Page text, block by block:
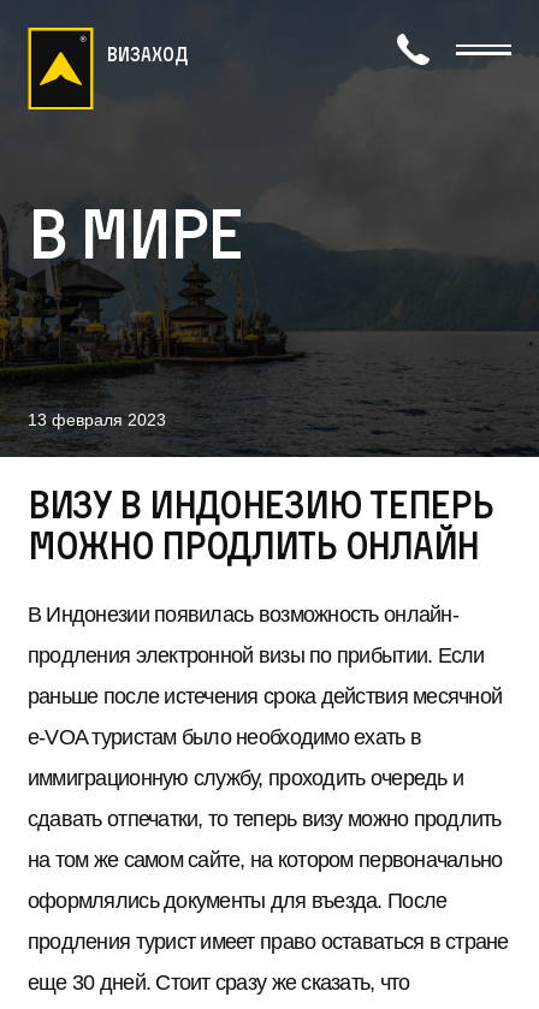
визаход
В мире
13 февраля 2023
Визу в Индонезию теперь
можно продлить онлайн
В Индонезии появилась возможность онлайн-
продления электронной визы по прибытии. Если
раньше после истечения срока действия месячной
e-VOA туристам было необходимо ехать в
иммиграционную службу, проходить очередь и
сдавать отпечатки, то теперь визу можно продлить
на том же самом сайте, на котором первоначально
оформлялись документы для въезда. После
продления турист имеет право оставаться в стране
еще 30 дней. Стоит сразу же сказать, что